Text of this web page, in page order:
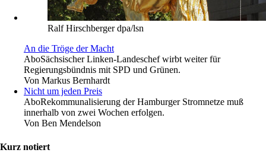
Ralf Hirschberger dpa/lsn
An die Tröge der Macht
AboSächsischer Linken-Landeschef wirbt weiter für
Regierungsbündnis mit SPD und Grünen.
Von Markus Bernhardt
Nicht um jeden Preis
AboRekommunalisierung der Hamburger Stromnetze muß
innerhalb von zwei Wochen erfolgen.
Von Ben Mendelson
Kurz notiert